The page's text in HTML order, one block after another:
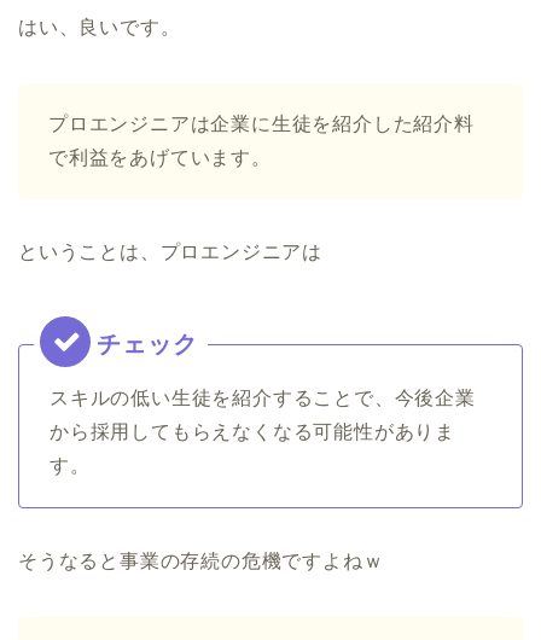
はい、良いです。
プロエンジニアは企業に生徒を紹介した紹介料
で利益をあげています。
ということは、プロエンジニアは
スキルの低い生徒を紹介することで、今後企業
から採用してもらえなくなる可能性がありま
す。
そうなると事業の存続の危機ですよねｗ